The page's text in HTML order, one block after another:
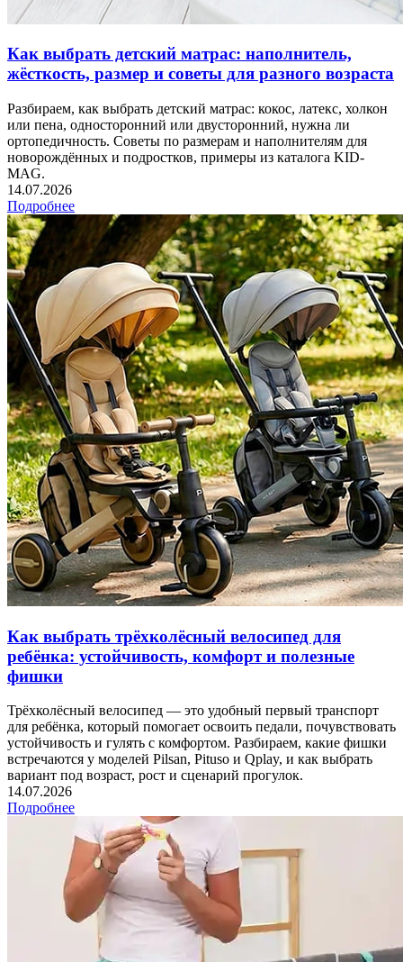
Как выбрать детский матрас: наполнитель,
жёсткость, размер и советы для разного возраста
Разбираем, как выбрать детский матрас: кокос, латекс, холкон
или пена, односторонний или двусторонний, нужна ли
ортопедичность. Советы по размерам и наполнителям для
новорождённых и подростков, примеры из каталога KID-
MAG.
14.07.2026
Подробнее
Как выбрать трёхколёсный велосипед для
ребёнка: устойчивость, комфорт и полезные
фишки
Трёхколёсный велосипед — это удобный первый транспорт
для ребёнка, который помогает освоить педали, почувствовать
устойчивость и гулять с комфортом. Разбираем, какие фишки
встречаются у моделей Pilsan, Pituso и Qplay, и как выбрать
вариант под возраст, рост и сценарий прогулок.
14.07.2026
Подробнее